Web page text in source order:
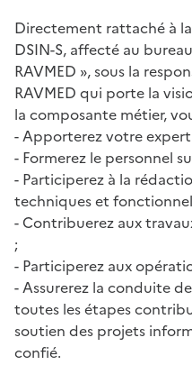
Directement rattaché à
DSIN-S, affecté au
RAVMED », sous la
RAVMED qui porte la
la composante métier,
- Apporterez votre
- Formerez le personnel
- Participerez à la
techniques et
- Contribuerez aux
;
- Participerez aux
- Assurerez la conduite
toutes les étapes
soutien des projets
confié.